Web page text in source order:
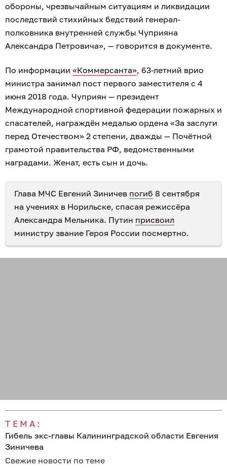
обороны, чрезвычайным ситуациям и ликвидации
последствий стихийных бедствий генерал-
полковника внутренней службы Чуприяна
Александра Петровича», — говорится в документе.
По информации «Коммерсанта», 63-летний врио
министра занимал пост первого заместителя с 4
июня 2018 года. Чуприян — президент
Международной спортивной федерации пожарных и
спасателей, награждён медалью ордена «За заслуги
перед Отечеством» 2 степени, дважды — Почётной
грамотой правительства РФ, ведомственными
наградами. Женат, есть сын и дочь.
Глава МЧС Евгений Зиничев погиб 8 сентября
на учениях в Норильске, спасая режиссёра
Александра Мельника. Путин присвоил
министру звание Героя России посмертно.
ТЕМА:
Гибель экс-главы Калининградской области Евгения
Зиничева
Свежие новости по теме